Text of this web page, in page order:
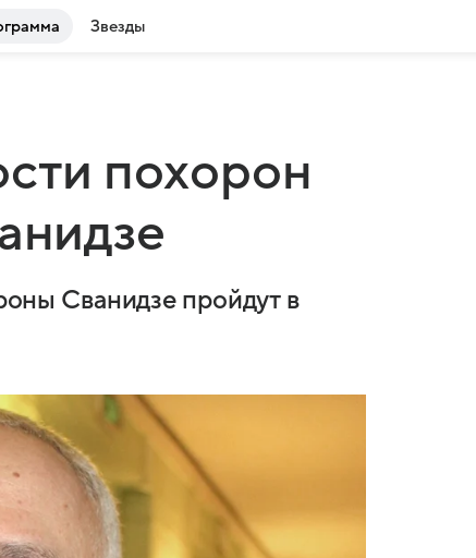
Звезды
похорон
Сванидзе пройдут в